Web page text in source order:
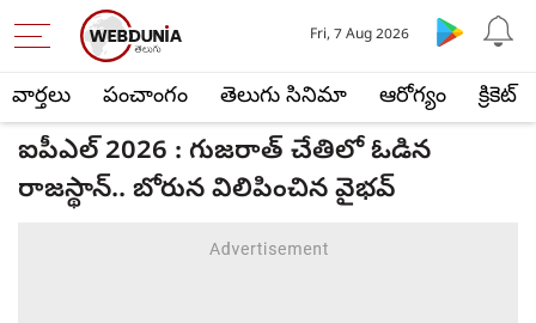
వార్తలు పంచాంగం తెలుగు సినిమా ఆరోగ్యం క్రికెట్
Fri, 7 Aug 2026
ఐపీఎల్ 2026 : గుజరాత్ చేతిలో ఓడిన
రాజస్థాన్.. బోరున విలిపించిన వైభవ్